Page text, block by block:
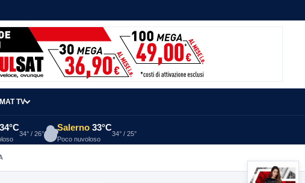
TV
34°C
34° / 26°
Salerno 33°C
Poco nuvoloso
34° / 25°